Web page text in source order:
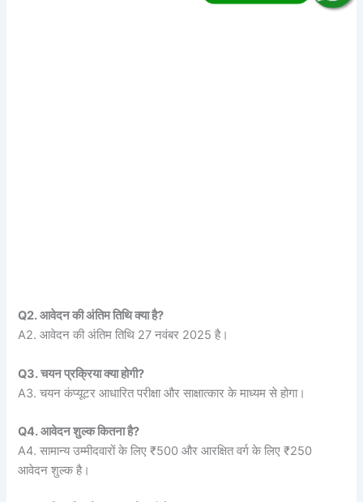
Q2. आवेदन की अंतिम तिथि क्या है?
A2. आवेदन की अंतिम तिथि 27 नवंबर 2025 है।
Q3. चयन प्रक्रिया क्या होगी?
A3. चयन कंप्यूटर आधारित परीक्षा और साक्षात्कार के माध्यम से होगा।
Q4. आवेदन शुल्क कितना है?
A4. सामान्य उम्मीदवारों के लिए ₹500 और आरक्षित वर्ग के लिए ₹250
आवेदन शुल्क है।